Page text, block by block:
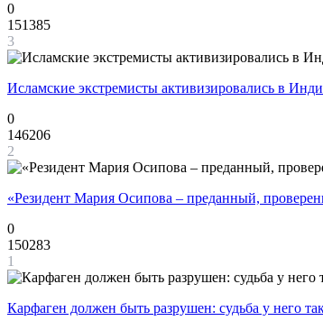
0
151385
3
Исламские экстремисты активизировались в
0
146206
2
«Резидент Мария Осипова – преданный,
0
150283
1
Карфаген должен быть разрушен: судьба у него